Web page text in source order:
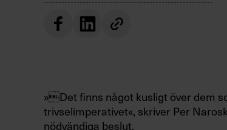
»Det finns något kusligt över dem
trivselimperativet«, skriver Per
nödvändiga beslut.